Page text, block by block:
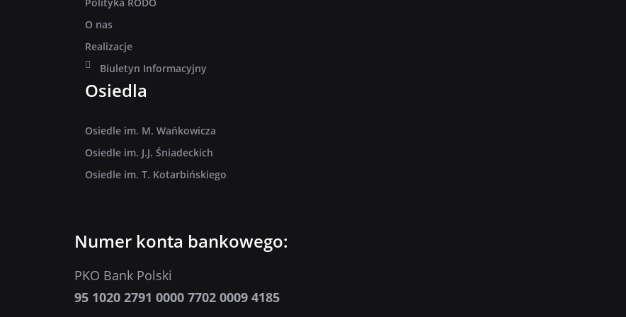
O nas
Realizacje
Biuletyn Informacyjny
Osiedla
Osiedle im. M. Wańkowicza
Osiedle im. J.J. Śniadeckich
Osiedle im. T. Kotarbińskiego
Numer konta bankowego:
PKO Bank Polski
95 1020 2791 0000 7702 0009 4185